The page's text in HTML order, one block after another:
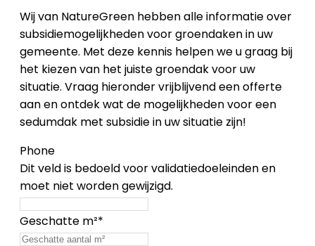
Wij van NatureGreen hebben alle informatie over
subsidiemogelijkheden voor groendaken in uw
gemeente. Met deze kennis helpen we u graag bij
het kiezen van het juiste groendak voor uw
situatie. Vraag hieronder vrijblijvend een offerte
aan en ontdek wat de mogelijkheden voor een
sedumdak met subsidie in uw situatie zijn!
Phone
Dit veld is bedoeld voor validatiedoeleinden en
moet niet worden gewijzigd.
Geschatte m²*